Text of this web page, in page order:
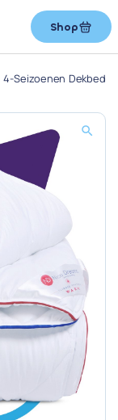
Shop
4-Seizoenen Dekbed